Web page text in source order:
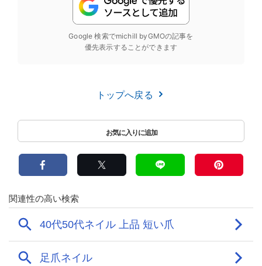
Google 検索でmichill byGMOの記事を
優先表示することができます
トップへ戻る